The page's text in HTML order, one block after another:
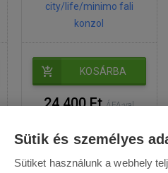
city/life/minimo fali
konzol
KOSÁRBA
24 400 FtÁFA-val
Sütik és személyes
Sütiket használunk a webhely